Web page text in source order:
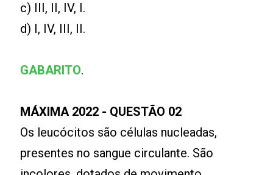
c) III, II, IV, I.
d) I, IV, III, II.
GABARITO.
MÁXIMA 2022 - QUESTÃO 02
Os leucócitos são células nucleadas,
presentes no sangue circulante. São